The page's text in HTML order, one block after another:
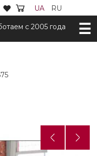
UA RU
с 2005 года
Назад